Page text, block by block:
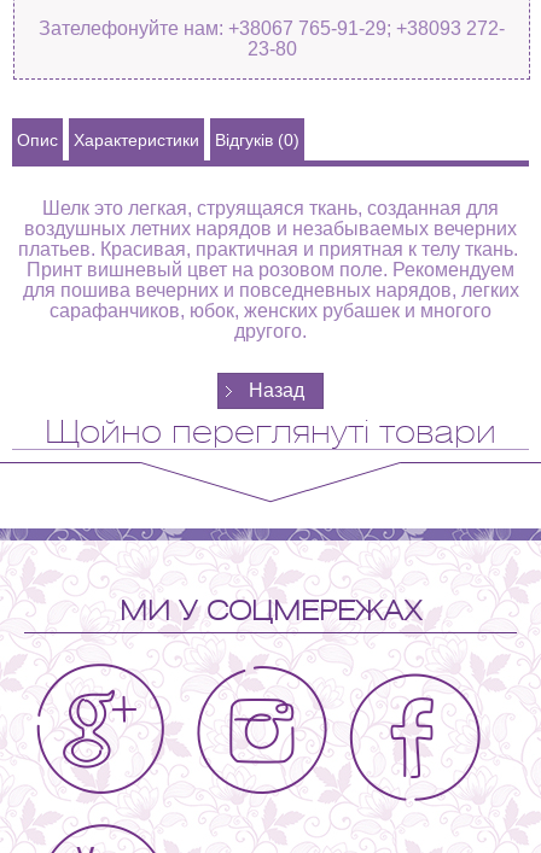
Зателефонуйте нам: +38067 765-91-29; +38093 272-
23-80
Опис Характеристики Відгуків (0)
Шелк это легкая, струящаяся ткань, созданная для
воздушных летних нарядов и незабываемых вечерних
платьев. Красивая, практичная и приятная к телу ткань.
Принт вишневый цвет на розовом поле. Рекомендуем
для пошива вечерних и повседневных нарядов, легких
сарафанчиков, юбок, женских рубашек и многого
другого.
Щойно переглянуті товари
МИ У СОЦМЕРЕЖАХ